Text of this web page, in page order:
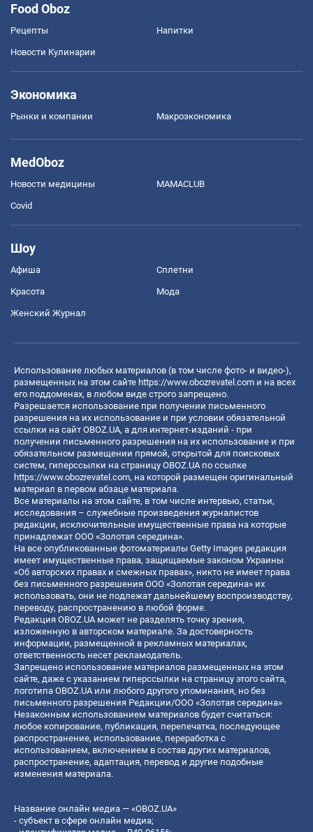
Food Oboz
Рецепты Напитки
Новости Кулинарии
Экономика
Рынки и компании Mакроэкономика
MedOboz
Новости медицины MAMACLUB
Covid
Шоу
Афиша Сплетни
Красота Мода
Женский Журнал
Использование любых материалов (в том числе фото- и видео-),
размещенных на этом сайте https://www.obozrevatel.com и на всех
его поддоменах, в любом виде строго запрещено.
Разрешается использование при получении письменного
разрешения на их использование и при условии обязательной
ссылки на сайт OBOZ.UA, а для интернет-изданий - при
получении письменного разрешения на их использование и при
обязательном размещении прямой, открытой для поисковых
систем, гиперссылки на страницу OBOZ.UA по ссылке
https://www.obozrevatel.com, на которой размещен оригинальный
материал в первом абзаце материала.
Все материалы на этом сайте, в том числе интервью, статьи,
исследования – служебные произведения журналистов
редакции, исключительные имущественные права на которые
принадлежат ООО «Золотая середина».
На все опубликованные фотоматериалы Getty Images редакция
имеет имущественные права, защищаемые законом Украины
«Об авторских правах и смежных правах», никто не имеет права
без письменного разрешения ООО «Золотая середина» их
использовать, они не подлежат дальнейшему воспроизводству,
переводу, распространению в любой форме.
Редакция OBOZ.UA может не разделять точку зрения,
изложенную в авторском материале. За достоверность
информации, размещенной в рекламных материалах,
ответственность несет рекламодатель.
Запрещено использование материалов размещенных на этом
сайте, даже с указанием гиперссылки на страницу этого сайта,
логотипа OBOZ.UA или любого другого упоминания, но без
письменного разрешения Редакции/ООО «Золотая середина»
Незаконным использованием материалов будет считаться:
любое копирование, публикация, перепечатка, последующее
распространение, использование, переработка с
использованием, включением в состав других материалов,
распространение, адаптация, перевод и другие подобные
изменения материала.
Название онлайн медиа — «OBOZ.UA»
- субъект в сфере онлайн медиа;